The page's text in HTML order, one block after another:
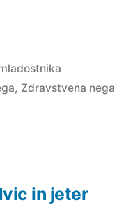
, Zdravstvena nega
in jeter